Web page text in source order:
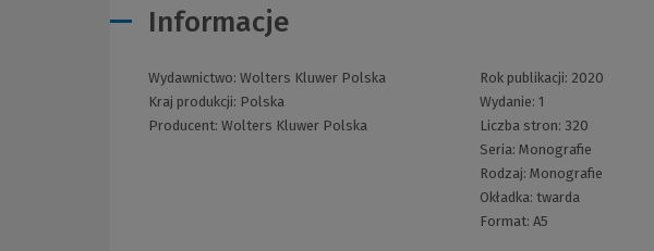
Informacje
Wydawnictwo: Wolters Kluwer Polska
Kraj produkcji: Polska
Producent: Wolters Kluwer Polska
Rok publikacji: 2020
Wydanie:1
Liczba stron: 320
Seria:Monografie
Rodzaj:Monografie
Okładka:twarda
Format:A5